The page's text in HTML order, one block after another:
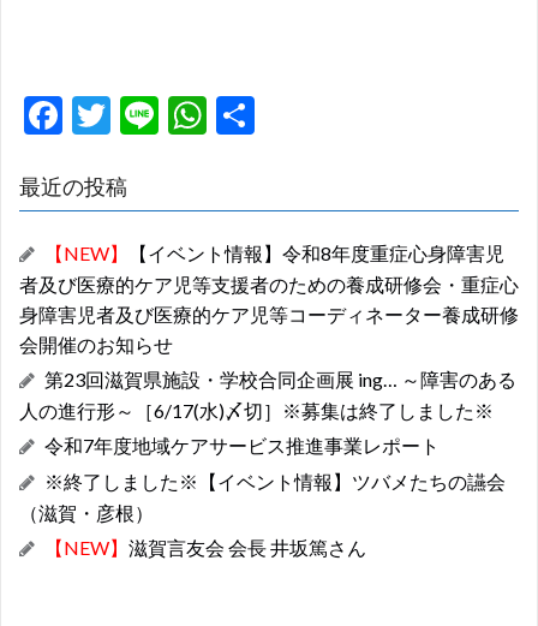
F
e
o
o
k
T
itt
Li W
A
p
最近の投稿
【NEW】
【イベント情報】令和8年度重症心身障害児
者及び医療的ケア児等支援者のための養成研修会・重症心
身障害児者及び医療的ケア児等コーディネーター養成研修
会開催のお知らせ
第23回滋賀県施設・学校合同企画展 ing… ～障害のある
人の進行形～［6/17(水)〆切］※募集は終了しました※
令和7年度地域ケアサービス推進事業レポート
※終了しました※【イベント情報】ツバメたちの讌会
（滋賀・彦根）
【NEW】 滋賀言友会 会長 井坂篤さん